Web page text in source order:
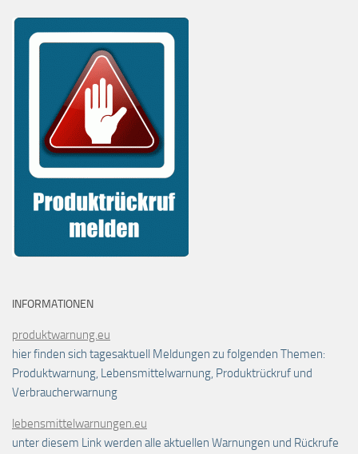
INFORMATIONEN
produktwarnung.eu
hier finden sich tagesaktuell Meldungen zu folgenden Themen:
Produktwarnung, Lebensmittelwarnung, Produktrückruf und
Verbraucherwarnung
lebensmittelwarnungen.eu
unter diesem Link werden alle aktuellen Warnungen und Rückrufe